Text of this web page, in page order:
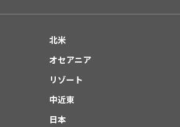
北米
オセアニア
リゾート
中近東
日本